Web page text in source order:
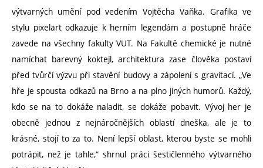
výtvarných umění pod vedením Vojtěcha Vaňka. Grafika ve
stylu pixelart odkazuje k herním legendám a postupně hráče
zavede na všechny fakulty VUT. Na Fakultě chemické je nutné
namíchat barevný koktejl, architektura zase člověka postaví
před tvůrčí výzvu při stavění budovy a zápolení s gravitací. „Ve
hře je spousta odkazů na Brno a na plno jiných humorů. Každý,
kdo se na to dokáže naladit, se dokáže pobavit. Vývoj her je
obecně jednou z nejnáročnějších oblastí dneška, ale je to
krásné, stojí to za to. Není lepší oblast, kterou byste se mohli
potrápit, než je tahle,“ shrnul práci šestičlenného výtvarného